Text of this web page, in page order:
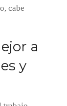
cabe
a
y